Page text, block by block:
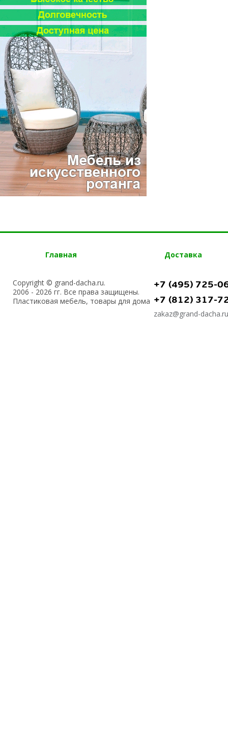
Главная Доставка
Copyright © grand-dacha.ru.
2006 - 2026 гг. Все права защищены.
Пластиковая мебель, товары для дома
+7 (495) 725-
+7 (812) 317-
zakaz@grand-dacha.ru